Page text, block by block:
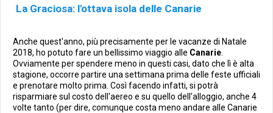
La Graciosa: l'ottava isola delle Canarie
Anche quest'anno, più precisamente per le vacanze di Natale
2018, ho potuto fare un bellissimo viaggio alle Canarie
Ovviamente per spendere meno in questi casi, dato che lì è alta
stagione, occorre partire una settimana prima delle feste ufficiali
e prenotare molto prima. Così facendo infatti, si potrà
risparmiare sul costo dell'aereo e su quello dell'alloggio, anche 4
volte tanto (per dire, comunque costa meno andare alle Canarie